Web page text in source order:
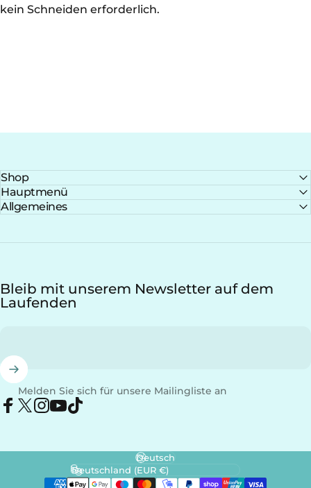
kein Schneiden erforderlich.
Shop
Hauptmenü
Allgemeines
Bleib mit unserem Newsletter auf dem
Laufenden
Melden Sie sich für unsere Mailingliste an
Sprache
Land/Region